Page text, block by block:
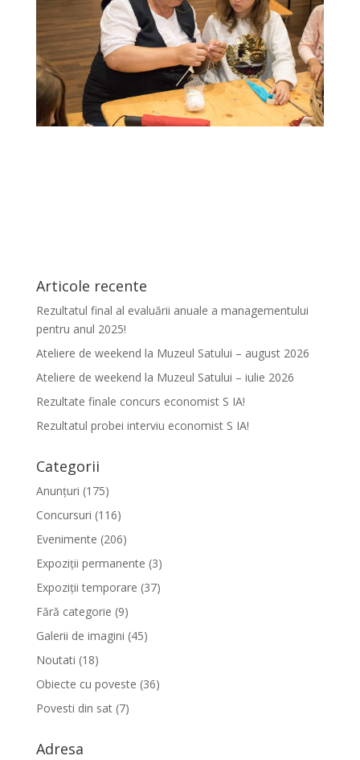
Articole recente
Rezultatul final al evaluării anuale a managementului
pentru anul 2025!
Ateliere de weekend la Muzeul Satului – august 2026
Ateliere de weekend la Muzeul Satului – iulie 2026
Rezultate finale concurs economist S IA!
Rezultatul probei interviu economist S IA!
Categorii
Anunțuri (175)
Concursuri (116)
Evenimente (206)
Expoziții permanente (3)
Expoziții temporare (37)
Fără categorie (9)
Galerii de imagini (45)
Noutati (18)
Obiecte cu poveste (36)
Povesti din sat(7)
Adresa